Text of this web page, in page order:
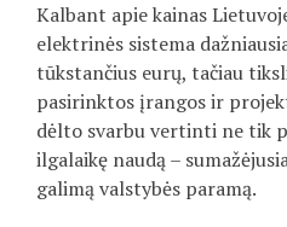
Kalbant apie kainas
elektrinės sistema
tūkstančius eurų, tačiau
pasirinktos įrangos ir
dėlto svarbu vertinti ne tik
ilgalaikę naudą –
galimą valstybės paramą.